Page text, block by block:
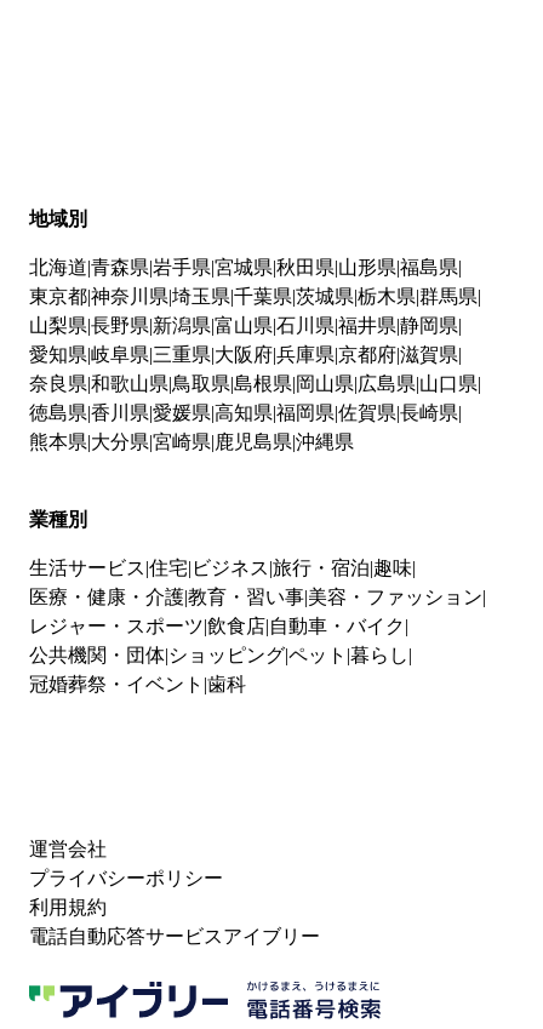
地域別
北海道 青森県 岩手県 宮城県 秋田県 山形県 福島県
東京都神奈川県 埼玉県 千葉県 茨城県 栃木県 群馬県
山梨県 長野県 新潟県 富山県 石川県 福井県 静岡県
愛知県 岐阜県 三重県 大阪府兵庫県 京都府滋賀県
奈良県 和歌山県 鳥取県 島根県 岡山県 広島県 山口県
徳島県 香川県 愛媛県 高知県 福岡県 佐賀県 長崎県
熊本県 大分県 宮崎県 鹿児島県 沖縄県
業種別
生活サービス 住宅 ビジネス 旅行・宿泊 趣味
医療・健康・介護教育・習い事 美容・ファッション
レジャー・スポーツ 飲食店 自動車・バイク
公共機関・団体 ショッピングペット 暮らし
冠婚葬祭・イベント 歯科
運営会社
プライバシーポリシー
利用規約
電話自動応答サービスアイブリー